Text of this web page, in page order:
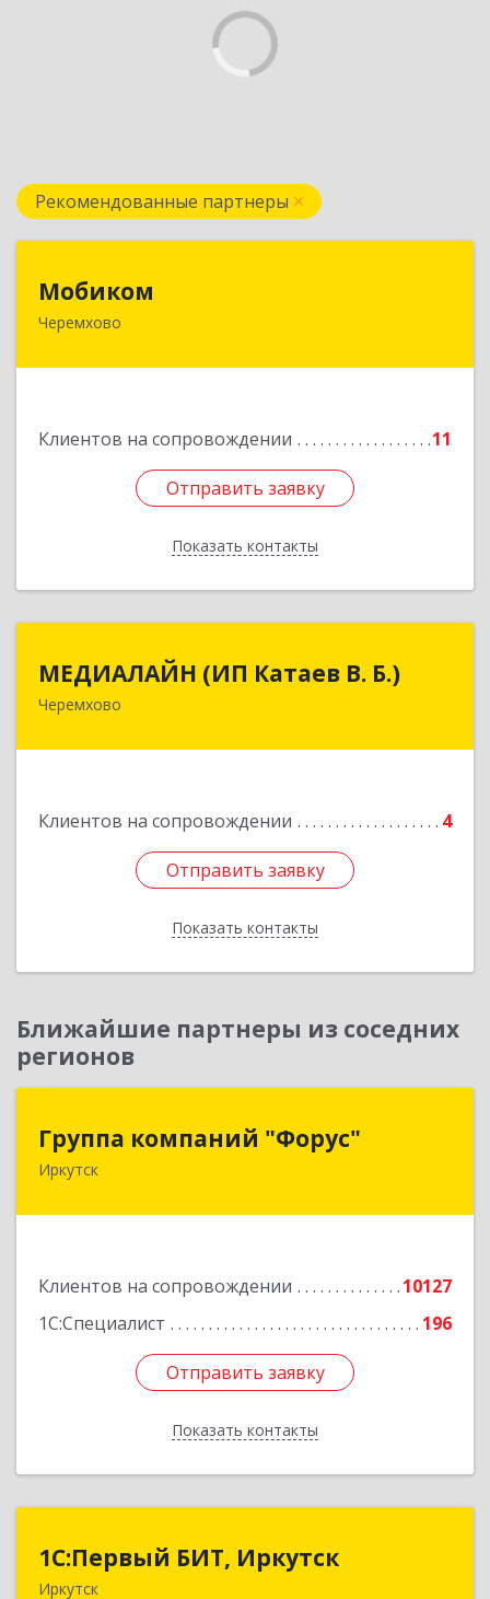
Рекомендованные партнеры
Мобиком
Черемхово
Клиентов на сопровождении 11
Отправить заявку
Показать контакты
Отправить заявку
Назад
МЕДИАЛАЙН (ИП Катаев В. Б.)
Черемхово
Клиентов на сопровождении 4
Отправить заявку
Показать контакты
МЕДИАЛАЙН (ИП Катаев В. Б.)
665413, Иркутская обл, Черемхово г, Ленина ул,
Отправить заявку
Назад
Ближайшие партнеры из соседних
регионов
Группа компаний "Форус"
Иркутск
Клиентов на сопровождении
10127
1С:Специалист
196
Отправить заявку
Показать контакты
Группа компаний "Форус"
664007, Иркутская обл, Иркутск г, Ямская ул,
Отправить заявку
Назад
1С:Первый БИТ, Иркутск
Иркутск
1С:Первый БИТ, Иркутск
664007, Иркутская обл, Иркутск г, Декабрьских